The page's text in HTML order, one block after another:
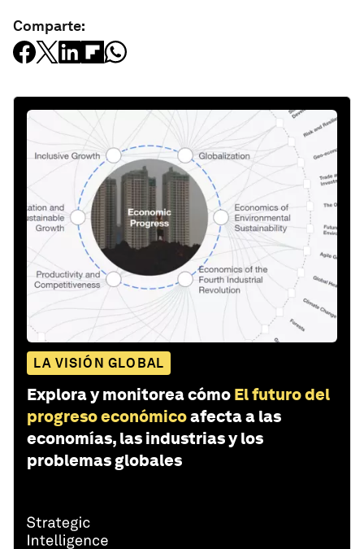
Comparte:
LA VISIÓN GLOBAL
Explora y monitorea cómo El futuro del
progreso económicoafecta a las
economías, las industrias y los
problemas globales